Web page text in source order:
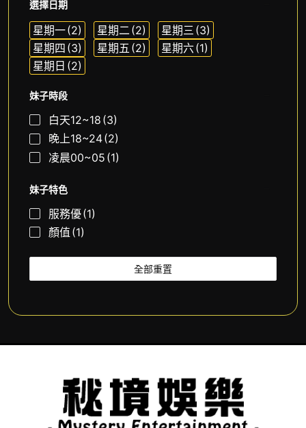
選擇日期
星期一(2) 星期二(2) 星期三 (3)
星期四 (3) 星期五 (2) 星期六(1)
星期日 (2)
妹子時段
白天12~18 (3)
晚上18~24(2)
凌晨00~05 (1)
妹子特色
服務優(1)
顏值 (1)
全部重置